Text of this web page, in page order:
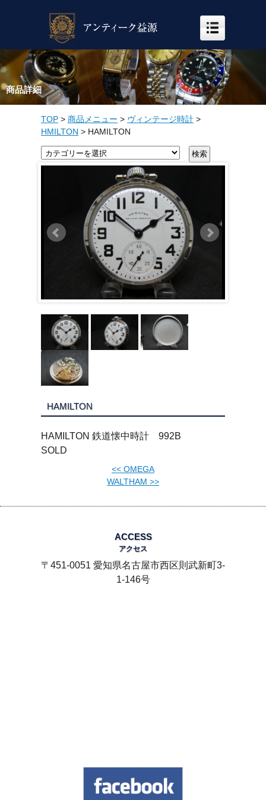
商品詳細
TOP > 商品メニュー > ヴィンテージ時計 >
HMILTON > HAMILTON
HAMILTON
HAMILTON 鉄道懐中時計 992B
SOLD
<< OMEGA
WALTHAM >>
ACCESS
アクセス
〒451-0051 愛知県名古屋市西区則武新町3-
1-146号